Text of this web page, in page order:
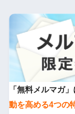
「無料メルマガ
動を高める4つの